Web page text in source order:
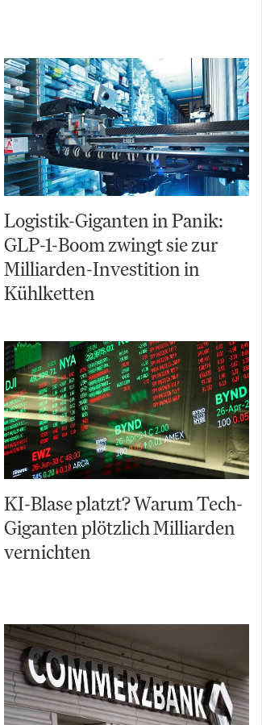
Logistik-Giganten in Panik:
GLP-1-Boom zwingt sie zur
Milliarden-Investition in
Kühlketten
KI-Blase platzt? Warum Tech-
Giganten plötzlich Milliarden
vernichten